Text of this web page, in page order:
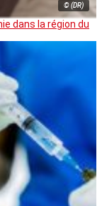
© (DR)
dans la région du